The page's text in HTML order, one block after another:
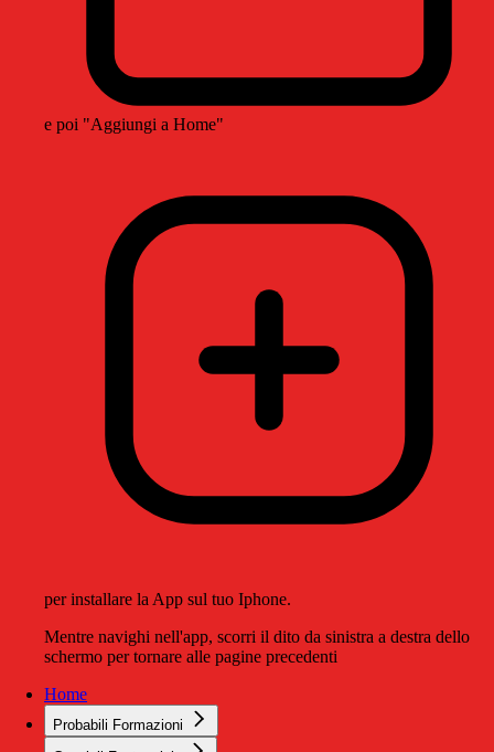
e poi "Aggiungi a Home"
per installare la App sul tuo Iphone.
Mentre navighi nell'app, scorri il dito da sinistra a destra dello
schermo per tornare alle pagine precedenti
Home
Probabili Formazioni